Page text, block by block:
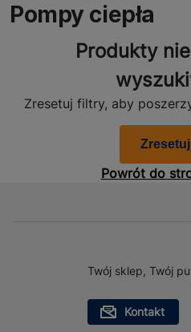
Pompy ciepła
Produkty
Zresetuj filtry, aby
Twój sklep, Twój
Kontakt